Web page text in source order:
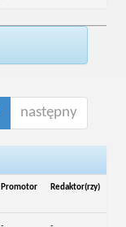
następny
Promotor Redaktor(rzy)